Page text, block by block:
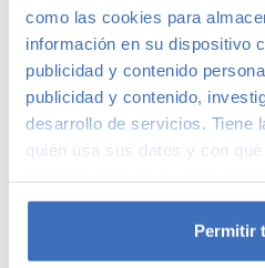
como las cookies para
información en su dispositivo
publicidad y contenido
publicidad y contenido,
desarrollo de servicios. Tiene
quién usa sus datos y con
momento desde la
el Menú de consentimiento.
Permitir
Compromiso de calidad
14 días o 1.000km de
Si decides que el coche
Tienes hasta 14 días o